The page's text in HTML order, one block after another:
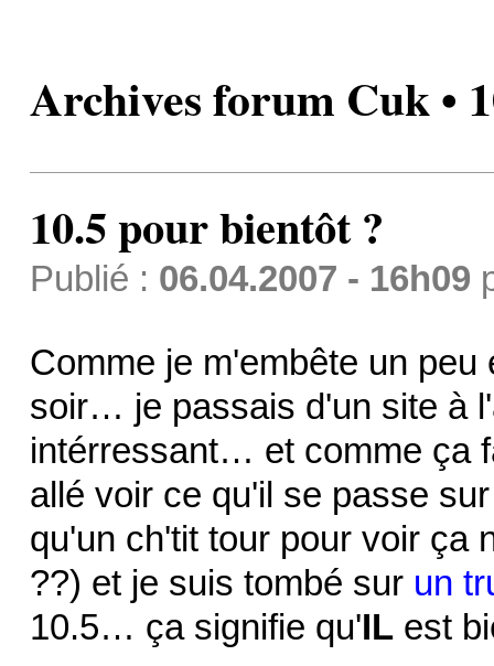
Archives forum Cuk •
10.5 pour bientôt ?
Publié : 06.04.2007 - 16h09
Comme je m'embête un
soir… je passais d'un site à
intérressant… et comme ça
allé voir ce qu'il se passe
qu'un ch'tit tour pour voir ça
??) et je suis tombé sur un
10.5… ça signifie qu'ILest